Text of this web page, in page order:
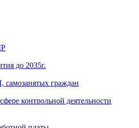
до 2035г.
граждан
контрольной деятельности